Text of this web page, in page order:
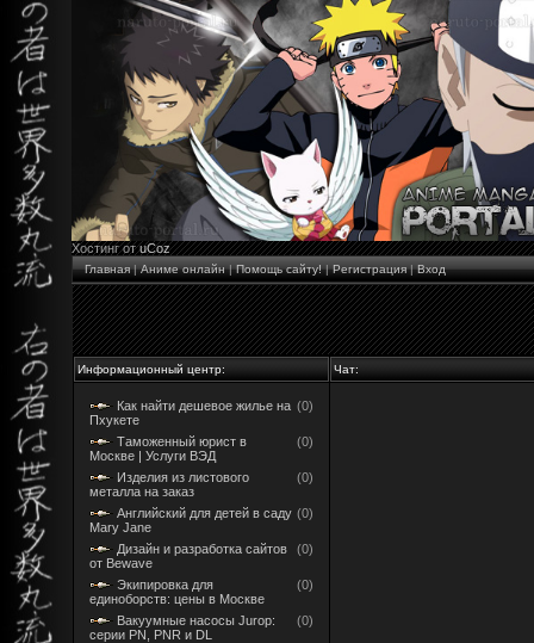
Хостинг отuCoz
Главная|Аниме онлайн|Помощь сайту!|Регистрация|Вход
Информационный центр: Чат:
Как найти дешевое жилье на
Пхукете
(0)
Таможенный юрист в
Москве | Услуги ВЭД
(0)
Изделия из листового
металла на заказ
(0)
Английский для детей в саду
Mary Jane
(0)
Дизайн и разработка сайтов
от Bewave
(0)
Экипировка для
единоборств: цены в Москве
(0)
Вакуумные насосы Jurop:
серии PN, PNR и DL
(0)